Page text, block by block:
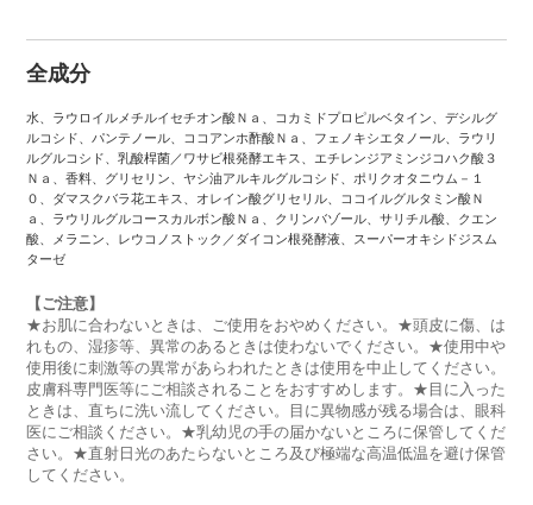
全成分
水、ラウロイルメチルイセチオン酸Ｎａ、コカミドプロピルベタイン、デシルグ
ルコシド、パンテノール、ココアンホ酢酸Ｎａ、フェノキシエタノール、ラウリ
ルグルコシド、乳酸桿菌／ワサビ根発酵エキス、エチレンジアミンジコハク酸３
Ｎａ、香料、グリセリン、ヤシ油アルキルグルコシド、ポリクオタニウム－１
０、ダマスクバラ花エキス、オレイン酸グリセリル、ココイルグルタミン酸Ｎ
ａ、ラウリルグルコースカルボン酸Ｎａ、クリンバゾール、サリチル酸、クエン
酸、メラニン、レウコノストック／ダイコン根発酵液、スーパーオキシドジスム
ターゼ
【ご注意】
★お肌に合わないときは、ご使用をおやめください。★頭皮に傷、は
れもの、湿疹等、異常のあるときは使わないでください。★使用中や
使用後に刺激等の異常があらわれたときは使用を中止してください。
皮膚科専門医等にご相談されることをおすすめします。★目に入った
ときは、直ちに洗い流してください。目に異物感が残る場合は、眼科
医にご相談ください。★乳幼児の手の届かないところに保管してくだ
さい。★直射日光のあたらないところ及び極端な高温低温を避け保管
してください。